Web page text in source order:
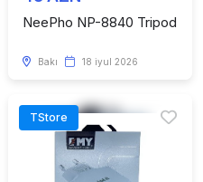
NeePho NP-8840 Tripod
Bakı 18 iyul 2026
TStore